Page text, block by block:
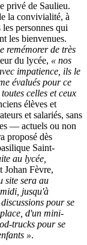
privé de Saulieu.
la convivialité, à
personnes qui
les bienvenues.
remémorer de très
du lycée, « nos
impatience, ils le
évalués pour ce
celles et ceux
élèves et
et salariés, sans
— actuels ou non
proposé dès
Saint-
au lycée,
Johan Fèvre,
site sera au
jusqu'à
pour se
d'un mini-
trucks pour se
».